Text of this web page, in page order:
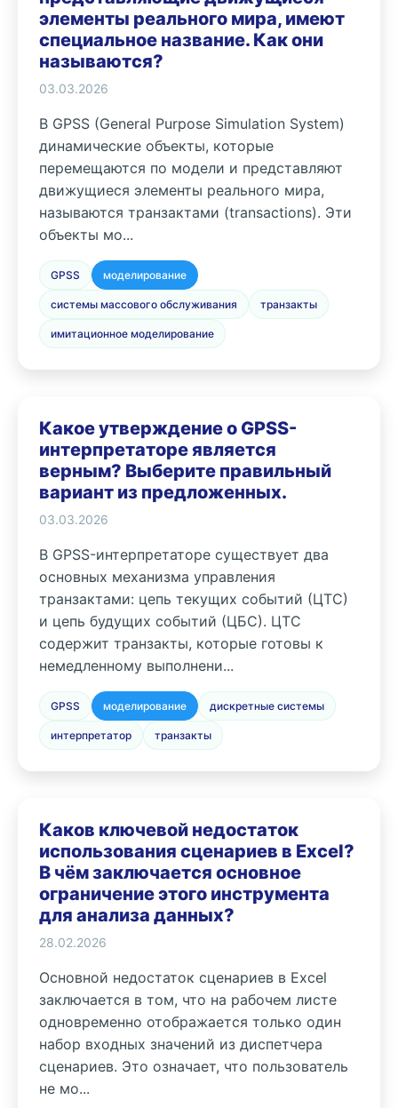
элементы реального мира, имеют
специальное название. Как они
называются?
03.03.2026
В GPSS (General Purpose Simulation System)
динамические объекты, которые
перемещаются по модели и представляют
движущиеся элементы реального мира,
называются транзактами (transactions). Эти
объекты мо...
GPSS моделирование
системы массового обслуживания транзакты
имитационное моделирование
Какое утверждение о GPSS-
интерпретаторе является
верным? Выберите правильный
вариант из предложенных.
03.03.2026
В GPSS-интерпретаторе существует два
основных механизма управления
транзактами: цепь текущих событий (ЦТС)
и цепь будущих событий (ЦБС). ЦТС
содержит транзакты, которые готовы к
немедленному выполнени...
GPSS моделирование дискретные системы
интерпретатор транзакты
Каков ключевой недостаток
использования сценариев в Excel?
В чём заключается основное
ограничение этого инструмента
для анализа данных?
28.02.2026
Основной недостаток сценариев в Excel
заключается в том, что на рабочем листе
одновременно отображается только один
набор входных значений из диспетчера
сценариев. Это означает, что пользователь
не мо...